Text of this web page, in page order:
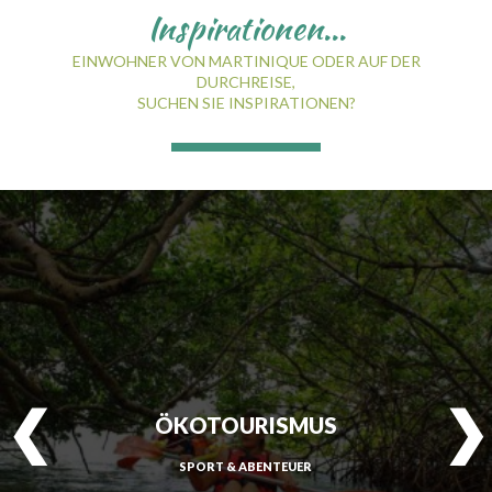
SCHŒLCHER
LA TRINITÉ
LES TROIS-ÎLETS
LE VAUCLIN
Inspirationen...
EINWOHNER VON MARTINIQUE ODER AUF DER
DURCHREISE,
SUCHEN SIE INSPIRATIONEN?
ÖKOTOURISMUS
SPORT & ABENTEUER